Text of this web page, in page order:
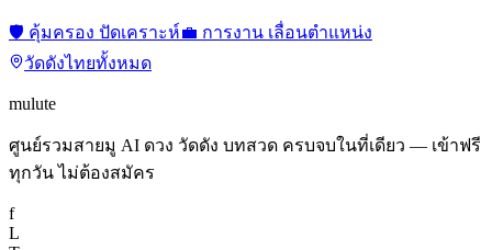
🛡️ คุ้มครอง ปัดเคราะห์💼 การงาน เลื่อนตำแหน่ง
วัดดังไทยทั้งหมด
mulute
ศูนย์รวมสายมู AI ดวง วัดดัง บทสวด ครบจบในที่เดียว — เข้าฟรี
ทุกวัน ไม่ต้องสมัคร
f
L